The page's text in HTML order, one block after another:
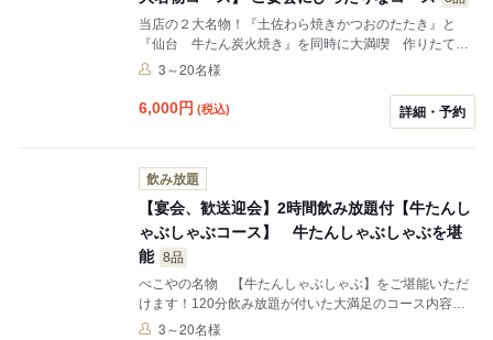
当店の２大名物！『土佐わら焼きかつおのたたき』と
『仙台 牛たん炭火焼き』を同時に大満喫 作りたての
お料理に2時間の飲み放題が付いたコース内容です。冬
まなシーンでご利用頂けます。
3～20名様
6,000円 (税込) 詳細・予約
飲み放題
【宴会、歓送迎会】2時間飲み放題付【牛たんし
ゃぶしゃぶコース】 牛たんしゃぶしゃぶを堪
能 8品
べこやの名物 【牛たんしゃぶしゃぶ】をご堪能いただ
けます！120分飲み放題が付いた大満足のコース内容と
なっております。飲み放題120分付きでごゆっくりとお
3～20名様